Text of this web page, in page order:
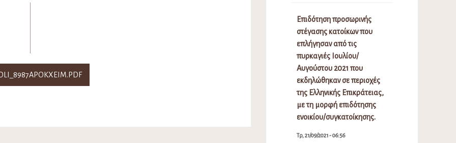
Επιδότηση προσωρινής
στέγασης κατοίκων που
επλήγησαν από τις
πυρκαγιές Ιουλίου/
Αυγούστου 2021 που
εκδηλώθηκαν σε περιοχές
της Ελληνικής Επικράτειας,
με τη μορφή επιδότησης
ενοικίου/συγκατοίκησης.
Τρ, 21/09/2021 - 06:56